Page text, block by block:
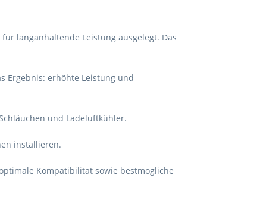
langanhaltende Leistung ausgelegt. Das
Ergebnis: erhöhte Leistung und
und Ladeluftkühler.
installieren.
Kompatibilität sowie bestmögliche